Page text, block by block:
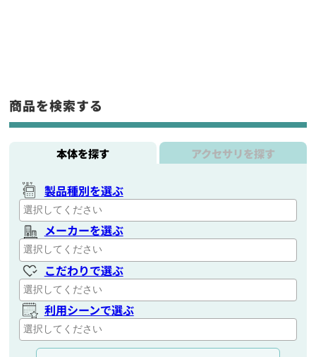
商品を検索する
本体を探す アクセサリを探す
製品種別を選ぶ
メーカーを選ぶ
こだわりで選ぶ
利用シーンで選ぶ
通信距離を選ぶ